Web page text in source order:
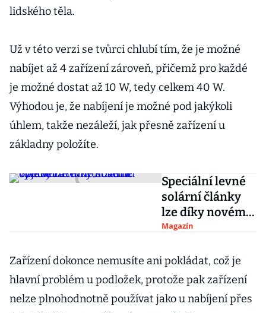
lidského těla.
Už v této verzi se tvůrci chlubí tím, že je možné
nabíjet až 4 zařízení zároveň, přičemž pro každé
je možné dostat až 10 W, tedy celkem 40 W.
Výhodou je, že nabíjení je možné pod jakýkoli
úhlem, takže nezáleží, jak přesně zařízení u
základny položíte.
Speciální levné
solární články
lze díky novému
objevu začít
vyrábět
Magazín
Zařízení dokonce nemusíte ani pokládat, což je
hlavní problém u podložek, protože pak zařízení
nelze plnohodnotně používat jako u nabíjení přes